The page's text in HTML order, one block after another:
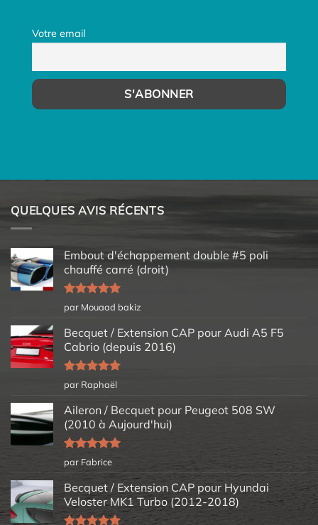
Votre email
QUELQUES AVIS RÉCENTS
Embout d'échappement double #5 poli
chauffé carré (droit)
Note5sur
5
par Mouaad bakiz
Becquet / Extension CAP pour Audi A5 F5
Cabrio (depuis 2016)
Note5sur
5
par Raphaël
Aileron / Becquet pour Peugeot 508 SW
(2010 à Aujourd'hui)
Note5sur
5
par Fabrice
Becquet / Extension CAP pour Hyundai
Veloster MK1 Turbo (2012-2018)